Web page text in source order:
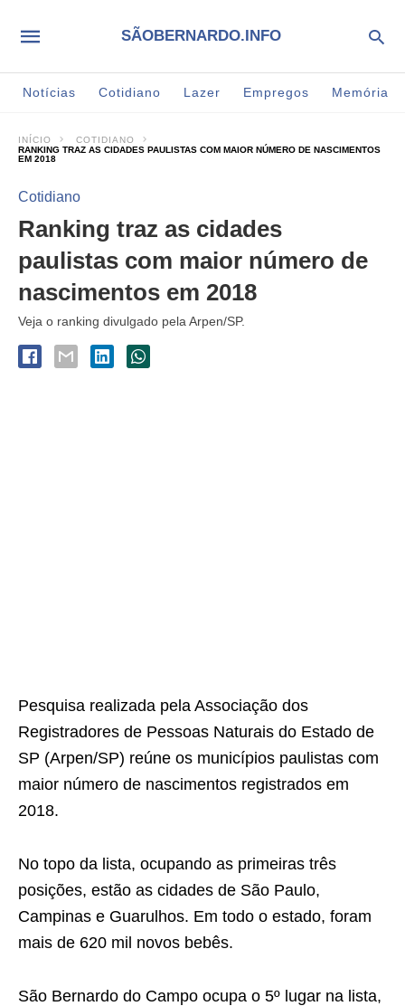
SÃOBERNARDO.INFO
Notícias Cotidiano Lazer Empregos Memória
INÍCIO
COTIDIANO
RANKING TRAZ AS CIDADES PAULISTAS COM MAIOR NÚMERO DE NASCIMENTOS
EM 2018
Cotidiano
Ranking traz as cidades
paulistas com maior número de
nascimentos em 2018
Veja o ranking divulgado pela Arpen/SP.
Pesquisa realizada pela Associação dos
Registradores de Pessoas Naturais do Estado de
SP (Arpen/SP) reúne os municípios paulistas com
maior número de nascimentos registrados em
2018.
No topo da lista, ocupando as primeiras três
posições, estão as cidades de São Paulo,
Campinas e Guarulhos. Em todo o estado, foram
mais de 620 mil novos bebês.
São Bernardo do Campo ocupa o 5º lugar na lista,